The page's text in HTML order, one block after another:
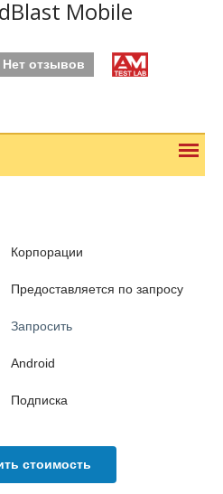
Mobile
Нет отзывов
Корпорации
Предоставляется по запросу
Запросить
Android
Подписка
стоимость